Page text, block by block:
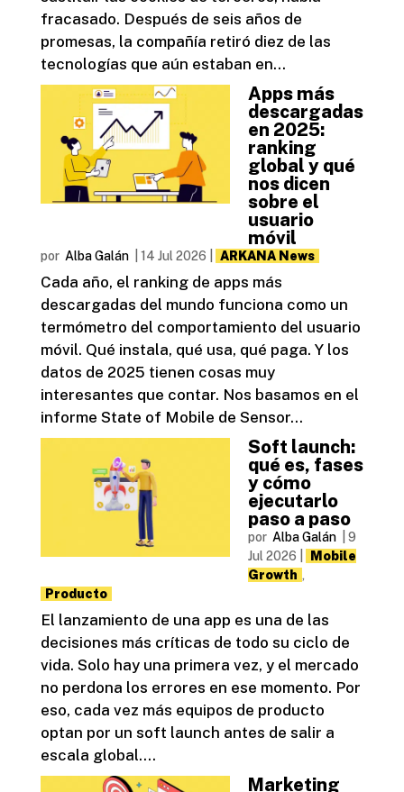
fracasado. Después de seis años de
promesas, la compañía retiró diez de las
tecnologías que aún estaban en...
Apps más
descargadas
en 2025:
ranking
global y qué
nos dicen
sobre el
usuario
móvil
por Alba Galán 14 Jul 2026 ARKANA News
Cada año, el ranking de apps más
descargadas del mundo funciona como un
termómetro del comportamiento del usuario
móvil. Qué instala, qué usa, qué paga. Y los
datos de 2025 tienen cosas muy
interesantes que contar. Nos basamos en el
informe State of Mobile de Sensor...
Soft launch:
qué es, fases
y cómo
ejecutarlo
paso a paso
por Alba Galán
9
Jul 2026
Mobile
Growth ,
Producto
El lanzamiento de una app es una de las
decisiones más críticas de todo su ciclo de
vida. Solo hay una primera vez, y el mercado
no perdona los errores en ese momento. Por
eso, cada vez más equipos de producto
optan por un soft launch antes de salir a
escala global....
Marketing